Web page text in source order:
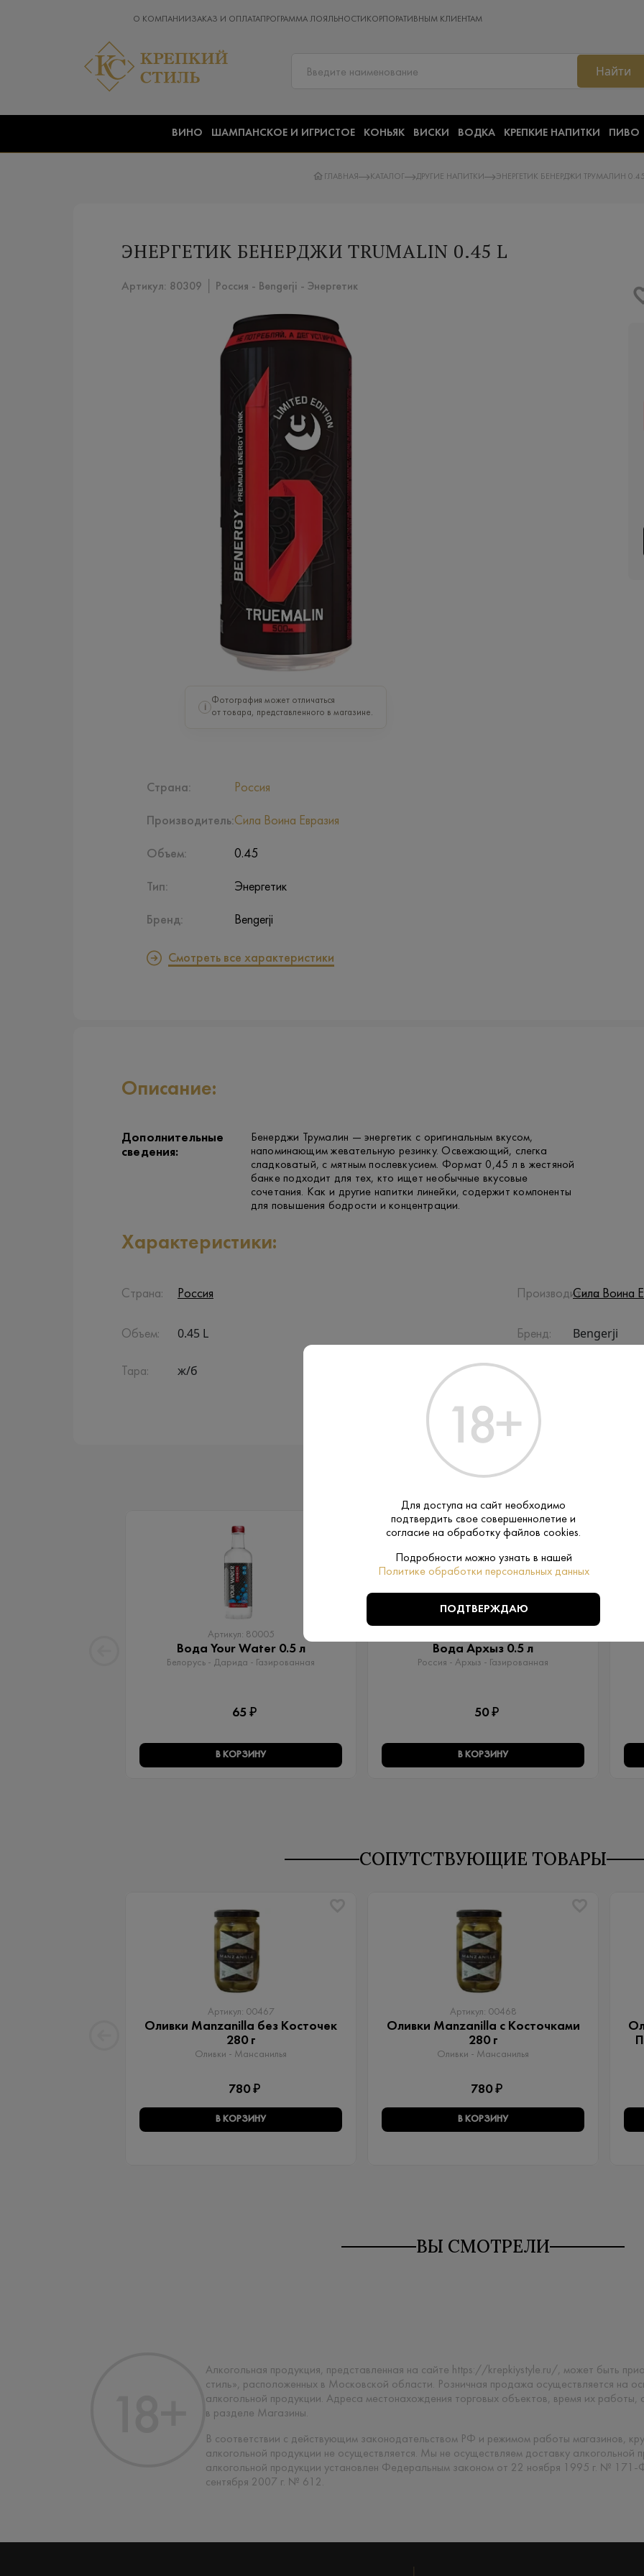
О КОМПАНИИ ЗАКАЗ И ОПЛАТАПРОГРАММА ЛОЯЛЬНОСТИ КОРПОРАТИВНЫМ КЛИЕНТАМ
Найти
ВИНО ШАМПАНСКОЕ И ИГРИСТОЕ КОНЬЯК ВИСКИ ВОДКА КРЕПКИЕ НАПИТКИ ПИВО
ГЛАВНАЯ КАТАЛОГ ДРУГИЕ НАПИТКИ ЭНЕРГЕТИК БЕНЕРДЖИ ТРУМАЛИН
ЭНЕРГЕТИК БЕНЕРДЖИ TRUMALIN 0.45 L
Артикул: 80309 │ Россия - Bengerji - Энергетик
i
Фотография может отличаться
от товара, представленного в магазине.
Страна:
Производитель:
Объем:
Тип:
Бренд:
Россия
Сила Воина Евразия
0.45
Энергетик
Bengerji
Смотреть все характеристики
Описание:
Дополнительные
сведения:
Бенерджи Трумалин — энергетик с оригинальным вкусом,
напоминающим жевательную резинку. Освежающий, слегка
сладковатый, с мятным послевкусием. Формат 0,45 л в жестяной
банке подходит для тех, кто ищет необычные вкусовые
сочетания. Как и другие напитки линейки, содержит компоненты
для повышения бодрости и концентрации.
Характеристики:
Страна: Россия Производитель:Сила Воина
Объем: 0.45 L Бренд: Bengerji
Тара: ж/б Тип:
ПОХОЖИЕ
Артикул: 80005
Вода Your Water 0.5 л
Белорусь - Дарида - Газированная
65 ₽
В КОРЗИНУ
Вода Архыз 0.5 л
Россия - Архыз - Газированная
50 ₽
В КОРЗИНУ
СОПУТСТВУЮЩИЕ ТОВАРЫ
Артикул: 00467
Оливки Manzanilla без Косточек
280 г
Оливки - Мансанилья
780 ₽
В КОРЗИНУ
Артикул: 00468
Оливки Manzanilla с Косточками
280 г
Оливки - Мансанилья
780 ₽
В КОРЗИНУ
ВЫ СМОТРЕЛИ
Алкогольная продукция, представленная на сайте https://krepkiystyle.ru/, может быть
стиль», расположенных в Московской области. Розничная продажа осуществляется на
алкогольной продукции. Адреса местонахождения торговых объектов, время их
в разделе Магазины.
В соответствии с действующим законодательством РФ и режимом работы магазинов,
алкогольной продукции не осуществляется. Мы не осуществляем доставку
алкогольной продукции установлен Федеральным законом от 22 ноября 1995 г. №
сентября 2007 г. № 612.
Для доступа на сайт необходимо
подтвердить свое совершеннолетие и
согласие на обработку файлов cookies.
Подробности можно узнать в нашей
Политике обработки персональных данных
ПОДТВЕРЖДАЮ